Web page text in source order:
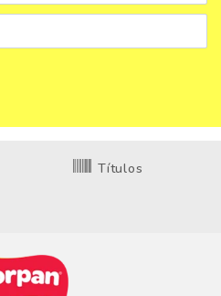
Títulos